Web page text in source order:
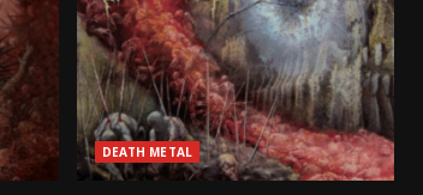
DEATH METAL